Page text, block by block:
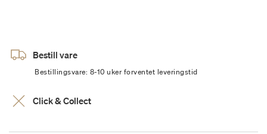
Bestill vare
Bestillingsvare: 8-10 uker forventet leveringstid
Click & Collect